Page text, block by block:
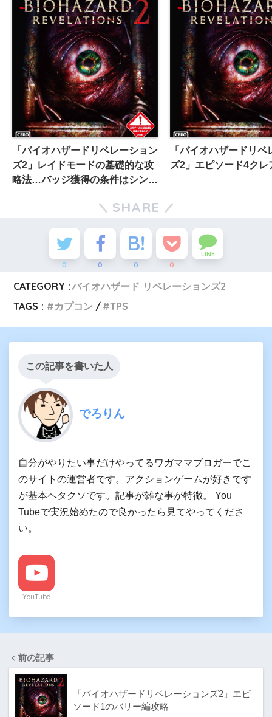
「バイオハザードリベレーション
ズ2」レイドモードの基礎的な攻
略法…バッジ獲得の条件はシンプ
「バイオハザードリベ
ズ2」エピソード4クレ
SHARE
0 0 0 0
LINE
CATEGORY :バイオハザード リベレーションズ2
TAGS :
カプコン TPS
この記事を書いた人
でろりん
自分がやりたい事だけやってるワガママブロガーでこ
のサイトの運営者です。アクションゲームが好きです
が基本ヘタクソです。記事が雑な事が特徴。 You
Tubeで実況始めたので良かったら見てやってくださ
い。
YouTube
前の記事
「バイオハザードリベレーションズ2」エピ
ソード1のバリー編攻略